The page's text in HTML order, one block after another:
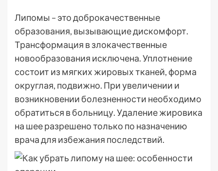
Липомы – это доброкачественные
образования, вызывающие дискомфорт.
Трансформация в злокачественные
новообразования исключена. Уплотнение
состоит из мягких жировых тканей, форма
округлая, подвижно. При увеличении и
возникновении болезненности необходимо
обратиться в больницу. Удаление жировика
на шее разрешено только по назначению
врача для избежания последствий.